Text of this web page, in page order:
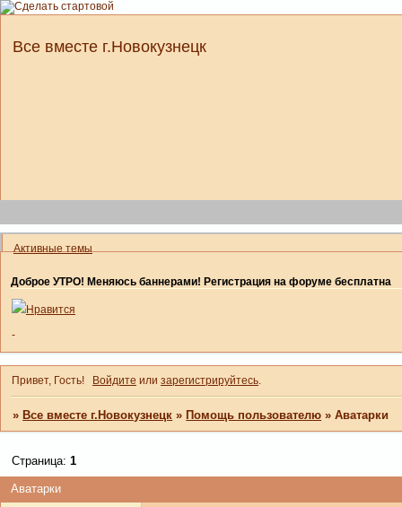
Все вместе г.Новокузнецк
Активные темы
Доброе УТРО! Меняюсь баннерами! Регистрация на форуме бесплатна
Нравится
-
Привет, Гость! Войдите или зарегистрируйтесь.
»Все вместе г.Новокузнецк »Помощь пользователю »Аватарки
Аватарки
Страница:1